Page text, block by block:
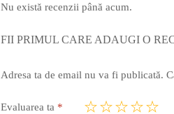
Nu există recenzii până acum.
FII PRIMUL CARE ADAUGI O
Adresa ta de email nu va fi publicată.
Evaluarea ta *